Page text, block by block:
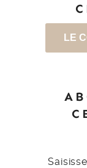
LE